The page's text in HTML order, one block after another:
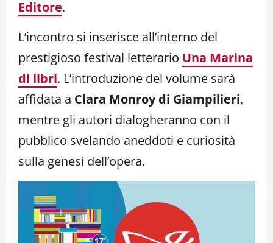
Editore.
L’incontro si inserisce all’interno del
prestigioso festival letterario Una Marina
di libri. L’introduzione del volume sarà
affidata a Clara Monroy di Giampilieri,
mentre gli autori dialogheranno con il
pubblico svelando aneddoti e curiosità
sulla genesi dell’opera.